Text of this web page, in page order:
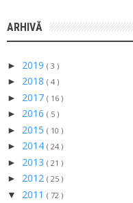
ARHIVĂ
► 2019 ( 3 )
► 2018 ( 4 )
► 2017 ( 16 )
► 2016 ( 5 )
► 2015 ( 10 )
► 2014 ( 24 )
► 2013 ( 21 )
► 2012 ( 25 )
▼ 2011 ( 72 )